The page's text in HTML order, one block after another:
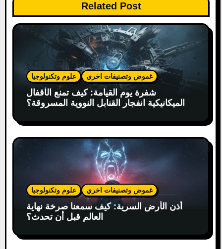
i
o
Related Post
علوم وتكنولوجيا غموض وتصنيفات اخري
شفرة يوم القيامة: كيف تمنع الأقفال
الميكانيكية انفجار القنابل النووية المسروقة؟
علوم وتكنولوجيا غموض وتصنيفات اخري
أذن الأرض السرية: كيف سمعنا صرخة نهاية
العالم قبل أن تحدث؟